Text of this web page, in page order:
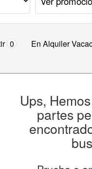
0 En Alquiler
Ups,
partes